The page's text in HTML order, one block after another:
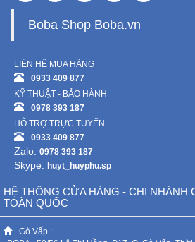
Boba Shop Boba.vn
LIÊN HỆ MUA HÀNG
0933 409 877
KỸ THUẬT - BẢO HÀNH
0978 393 187
HỖ TRỢ TRỰC TUYẾN
0933 409 877
Zalo: 0978 393 187
Skype: huyt_huyphu.sp
HỆ THỐNG CỬA HÀNG - CHI NHÁNH
TOÀN QUỐC
Gò Vấp :